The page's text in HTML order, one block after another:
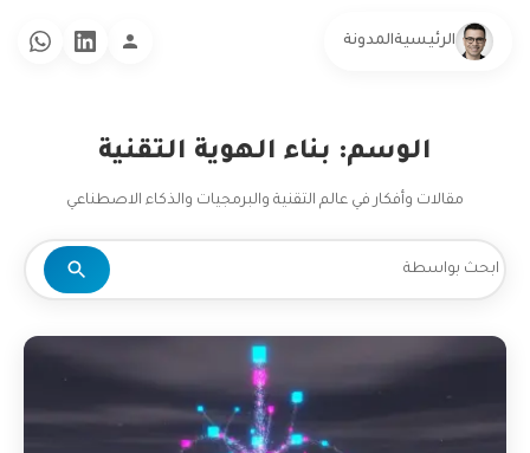
الرئيسيةالمدونة
الوسم: بناء الهوية التقنية
مقالات وأفكار في عالم التقنية والبرمجيات والذكاء الاصطناعي